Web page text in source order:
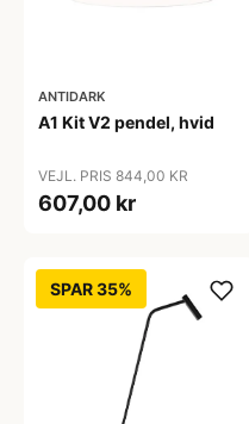
ANTIDARK
A1 Kit V2 pendel, hvid
VEJL. PRIS 844,00 KR
607,00 kr
SPAR 35%